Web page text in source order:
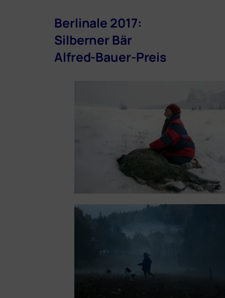
Berlinale 2017:
Silberner Bär
Alfred-Bauer-Preis